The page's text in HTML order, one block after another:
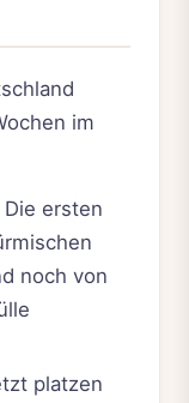
im
Die ersten
noch von
platzen